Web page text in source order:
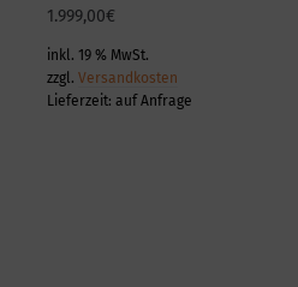
1.999,00€
inkl. 19 % MwSt.
zzgl. Versandkosten
Lieferzeit: auf Anfrage